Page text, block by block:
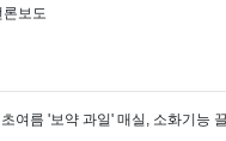
론보도
초여름 '보약 과일' 매실, 소화기능